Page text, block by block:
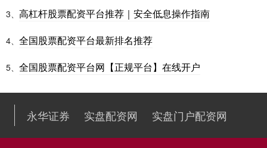
3、 高杠杆股票配资平台推荐｜安全低息操作指南
4、 全国股票配资平台最新排名推荐
5、 全国股票配资平台网【正规平台】在线开户
永华证券 实盘配资网 实盘门户配资网